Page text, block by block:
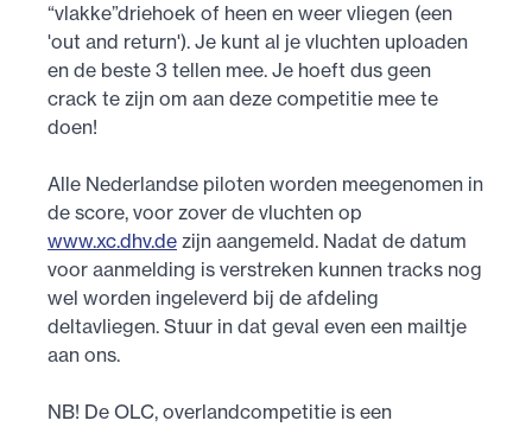
“vlakke”driehoek of heen en weer vliegen (een
'out and return'). Je kunt al je vluchten uploaden
en de beste 3 tellen mee. Je hoeft dus geen
crack te zijn om aan deze competitie mee te
doen!
Alle Nederlandse piloten worden meegenomen in
de score, voor zover de vluchten op
www.xc.dhv.de zijn aangemeld. Nadat de datum
voor aanmelding is verstreken kunnen tracks nog
wel worden ingeleverd bij de afdeling
deltavliegen. Stuur in dat geval even een mailtje
aan ons.
NB! De OLC, overlandcompetitie is een